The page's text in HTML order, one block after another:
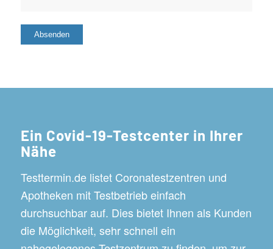
Ein Covid-19-Testcenter in Ihrer
Nähe
Testtermin.de listet Coronatestzentren und
Apotheken mit Testbetrieb einfach
durchsuchbar auf. Dies bietet Ihnen als Kunden
die Möglichkeit, sehr schnell ein